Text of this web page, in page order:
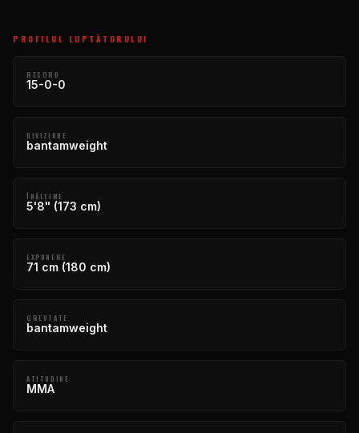
PROFILUL LUPTĂTORULUI
RECORD
15-0-0
DIVIZIUNE
bantamweight
ÎNĂLŢIME
5'8" (173 cm)
EXPUNERE
71 cm (180 cm)
GREUTATE
bantamweight
ATITUDINE
MMA